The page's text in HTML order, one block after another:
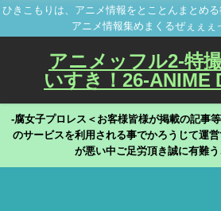
ひきこもりは、アニメ情報をとことんまとめ
アニメ情報集めまくるぜぇぇぇ
アニメッフル2-特
いすき！26-ANIME
-腐女子プロレス＜お客様皆様が掲載の記事
のサービスを利用される事でかろうじて運
が悪い中ご足労頂き誠に有難う